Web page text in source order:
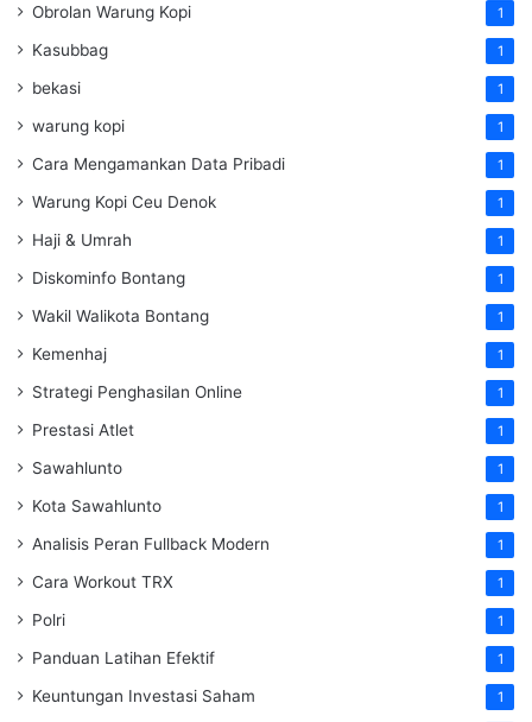
Obrolan Warung Kopi 1
Kasubbag 1
bekasi 1
warung kopi 1
Cara Mengamankan Data Pribadi 1
Warung Kopi Ceu Denok 1
Haji & Umrah 1
Diskominfo Bontang 1
Wakil Walikota Bontang 1
Kemenhaj 1
Strategi Penghasilan Online 1
Prestasi Atlet 1
Sawahlunto 1
Kota Sawahlunto 1
Analisis Peran Fullback Modern 1
Cara Workout TRX 1
Polri 1
Panduan Latihan Efektif 1
Keuntungan Investasi Saham 1